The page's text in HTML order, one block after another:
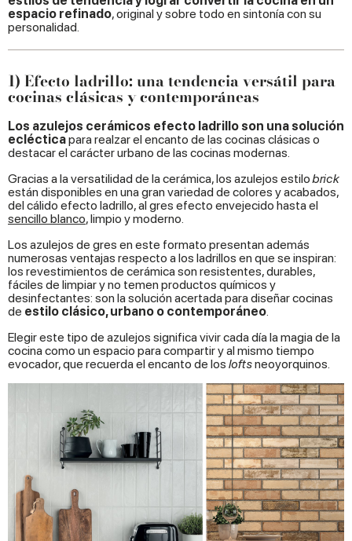
espacio refinado, original y sobre todo en sintonía con su
personalidad.
1) Efecto ladrillo: una tendencia versátil para
cocinas clásicas y contemporáneas
Los azulejos cerámicos efecto ladrillo son una solución
eclécticapara realzar el encanto de las cocinas clásicas o
destacar el carácter urbano de las cocinas modernas.
Gracias a la versatilidad de la cerámica, los azulejos estilobrick
están disponibles en una gran variedad de colores y acabados,
del cálido efecto ladrillo, al gres efecto envejecido hasta el
sencillo blanco, limpio y moderno.
Los azulejos de gres en este formato presentan además
numerosas ventajas respecto a los ladrillos en que se inspiran:
los revestimientos de cerámica son resistentes, durables,
fáciles de limpiar y no temen productos químicos y
desinfectantes: son la solución acertada para diseñar cocinas
de estilo clásico, urbano o contemporáneo.
Elegir este tipo de azulejos significa vivir cada día la magia de la
cocina como un espacio para compartir y al mismo tiempo
evocador, que recuerda el encanto de los loftsneoyorquinos.